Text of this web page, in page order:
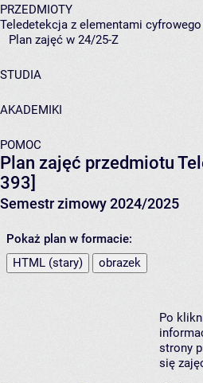
PRZEDMIOTY
Teledetekcja z elementami cyfrowego
Plan zajęć w 24/25-Z
STUDIA
AKADEMIKI
POMOC
Plan zajęć przedmiotu
393]
Semestr zimowy 2024/2025
Pokaż plan w formacie:
HTML (stary)
obrazek
Po
strony
się